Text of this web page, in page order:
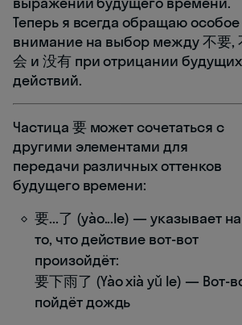
Теперь я всегда обращаю особое
внимание на выбор между 不要,
会 и 没有 при отрицании будущих
действий.
Частица 要 может сочетаться с
другими элементами для
передачи различных оттенков
будущего времени:
要...了 (yào...le) — указывает на
то, что действие вот-вот
произойдёт:
要下雨了 (Yào xià yǔ le) — Вот-
пойдёт дождь